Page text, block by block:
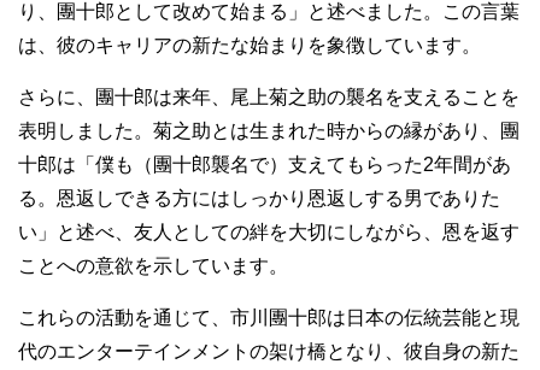
り、團十郎として改めて始まる」と述べました。この言葉
は、彼のキャリアの新たな始まりを象徴しています。
さらに、團十郎は来年、尾上菊之助の襲名を支えることを
表明しました。菊之助とは生まれた時からの縁があり、團
十郎は「僕も（團十郎襲名で）支えてもらった2年間があ
る。恩返しできる方にはしっかり恩返しする男でありた
い」と述べ、友人としての絆を大切にしながら、恩を返す
ことへの意欲を示しています。
これらの活動を通じて、市川團十郎は日本の伝統芸能と現
代のエンターテインメントの架け橋となり、彼自身の新た